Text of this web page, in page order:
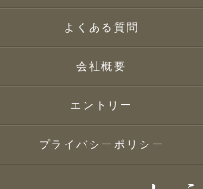
よくある質問
会社概要
エントリー
プライバシーポリシー